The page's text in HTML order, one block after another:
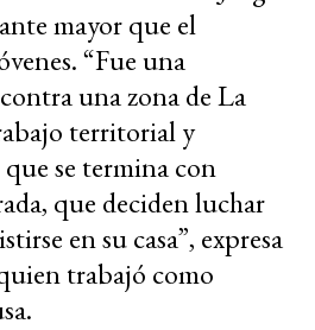
mayor que el
“Fue una
una zona de La
territorial y
se termina con
que deciden luchar
en su casa”, expresa
trabajó como